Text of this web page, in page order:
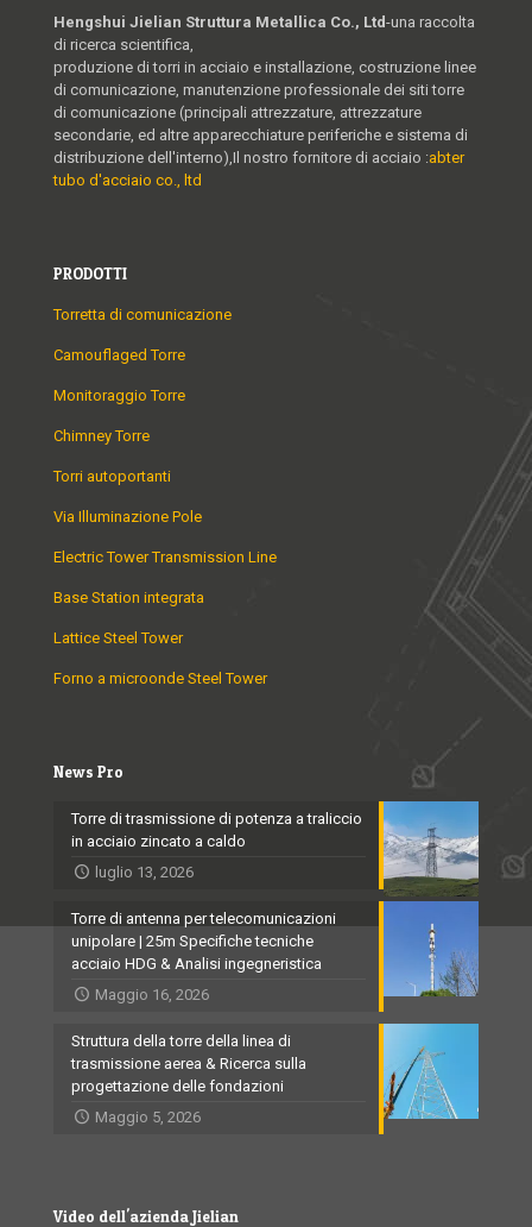
Hengshui Jielian Struttura Metallica Co., Ltd-una raccolta
di ricerca scientifica,
produzione di torri in acciaio e installazione, costruzione linee
di comunicazione, manutenzione professionale dei siti torre
di comunicazione (principali attrezzature, attrezzature
secondarie, ed altre apparecchiature periferiche e sistema di
distribuzione dell'interno),Il nostro fornitore di acciaio :abter
tubo d'acciaio co., ltd
PRODOTTI
Torretta di comunicazione
Camouflaged Torre
Monitoraggio Torre
Chimney Torre
Torri autoportanti
Via Illuminazione Pole
Electric Tower Transmission Line
Base Station integrata
Lattice Steel Tower
Forno a microonde Steel Tower
News Pro
Torre di trasmissione di potenza a traliccio
in acciaio zincato a caldo
luglio 13, 2026
Torre di antenna per telecomunicazioni
unipolare | 25m Specifiche tecniche
acciaio HDG & Analisi ingegneristica
Maggio 16, 2026
Struttura della torre della linea di
trasmissione aerea & Ricerca sulla
progettazione delle fondazioni
Maggio 5, 2026
Video dell'azienda Jielian